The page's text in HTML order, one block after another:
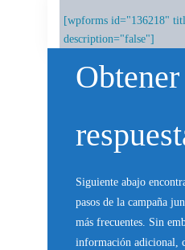
[wpforms id="136218"
description="false"]
Obtener
Siguiente abajo
pasos de la campaña
más frecuentes. Sin
información adicional,